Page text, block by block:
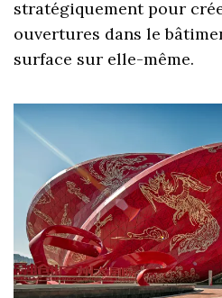
stratégiquement pour
ouvertures dans le
surface sur elle-même.